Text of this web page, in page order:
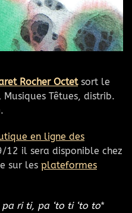
Rocher Octetsort le
Têtues, distrib.
en ligne des
12 il sera disponible chez
sur les plateformes
ri ti, pa ‘to ti ‘to to*